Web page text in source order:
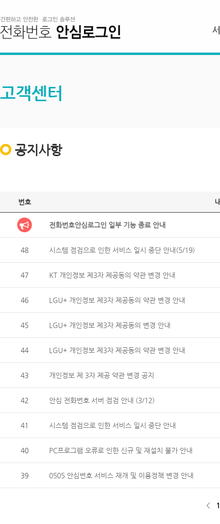
고객센터
공지사항
번호
전화번호안심로그인 일부 기능 종료 안내
48 시스템 점검으로 인한 서비스 일시 중단 안내(5/19)
47 KT 개인정보 제3자 제공동의 약관 변경 안내
46 LGU+ 개인정보 제3자 제공동의 약관 변경 안내
45 LGU+ 개인정보 제3자 제공동의 변경 안내
44 LGU+ 개인정보 제3자 제공동의 약관 변경 안내
43 개인정보 제 3자 제공 약관 변경 공지
42 안심 전화번호 서버 점검 안내 (3/12)
41 시스템 점검으로 인한 서비스 일시 중단 안내
40 PC프로그램 오류로 인한 신규 및 재설치 불가 안내
39 0505 안심번호 서비스 재개 및 이용정책 변경 안내
< 1